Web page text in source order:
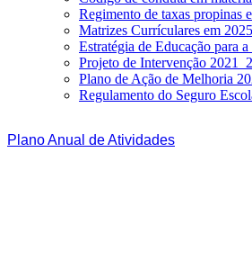
Regimento de taxas propinas
Matrizes Currículares em
Estratégia de Educação para
Projeto de Intervenção
Plano de Ação de Melhoria
Regulamento do Seguro
Plano Anual de Atividades